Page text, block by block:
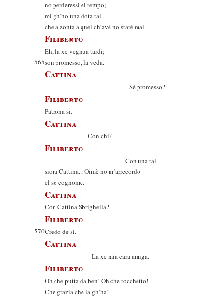
no perderessi el tempo;
mi gh’ho una dota tal
che a zonta a quel ch’avé no staré mal.
Filiberto
Eh, la xe vegnua tardi;
565son promesso, la veda.
Cattina
Sé promesso?
Filiberto
Patrona sì.
Cattina
Con chi?
Filiberto
Con una tal
siora Cattina... Oimè no m’arrecordo
el so cognome.
Cattina
Con Cattina Sbrighella?
Filiberto
570Credo de sì.
Cattina
La xe mia cara amiga.
Filiberto
Oh che putta da ben! Oh che tocchetto!
Che grazia che la gh’ha!